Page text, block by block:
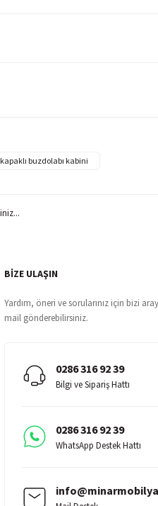
kapaklı buzdolabı kabini
BİZE ULAŞIN
Yardım, öneri ve sorularınız için bizi
mail gönderebilirsiniz.
0286 316 92 39
Bilgi ve Sipariş Hattı
0286 316 92 39
WhatsApp Destek Hattı